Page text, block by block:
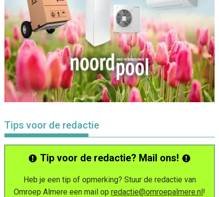
Tips voor de redactie
Tip voor de redactie? Mail ons!
Heb je een tip of opmerking? Stuur de redactie van
Omroep Almere een mail op redactie@omroepalmere.nl!